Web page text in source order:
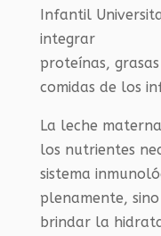
Infantil
integrar
proteínas,
comidas de los
La leche
los nutrientes
sistema
plenamente,
brindar la